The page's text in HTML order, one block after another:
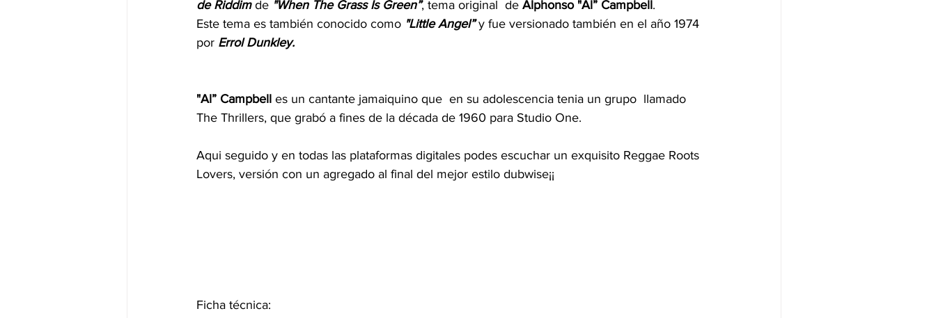
de Riddim de "When The Grass Is Green”, tema original  de Alphonso "Al” Campbell.
Este tema es también conocido como "Little Angel” y fue versionado también en el año 1974
por Errol Dunkley.
"Al” Campbell es un cantante jamaiquino que  en su adolescencia tenia un grupo llamado
The Thrillers, que grabó a fines de la década de 1960 para Studio One.
Aqui seguido y en todas las plataformas digitales podes escuchar un exquisito Reggae Roots
Lovers, versión con un agregado al final del mejor estilo dubwise¡¡
Ficha técnica: